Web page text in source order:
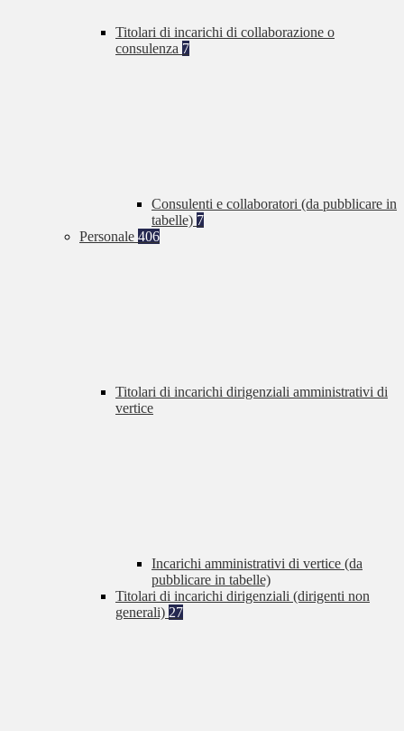
Titolari di incarichi di collaborazione o
consulenza 7
Consulenti e collaboratori (da pubblicare in
tabelle) 7
Personale 406
Titolari di incarichi dirigenziali amministrativi di
vertice
Incarichi amministrativi di vertice (da
pubblicare in tabelle)
Titolari di incarichi dirigenziali (dirigenti non
generali) 27